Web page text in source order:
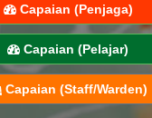
Capaian (Penjaga)
Capaian (Pelajar)
Capaian (Staff/Warden)